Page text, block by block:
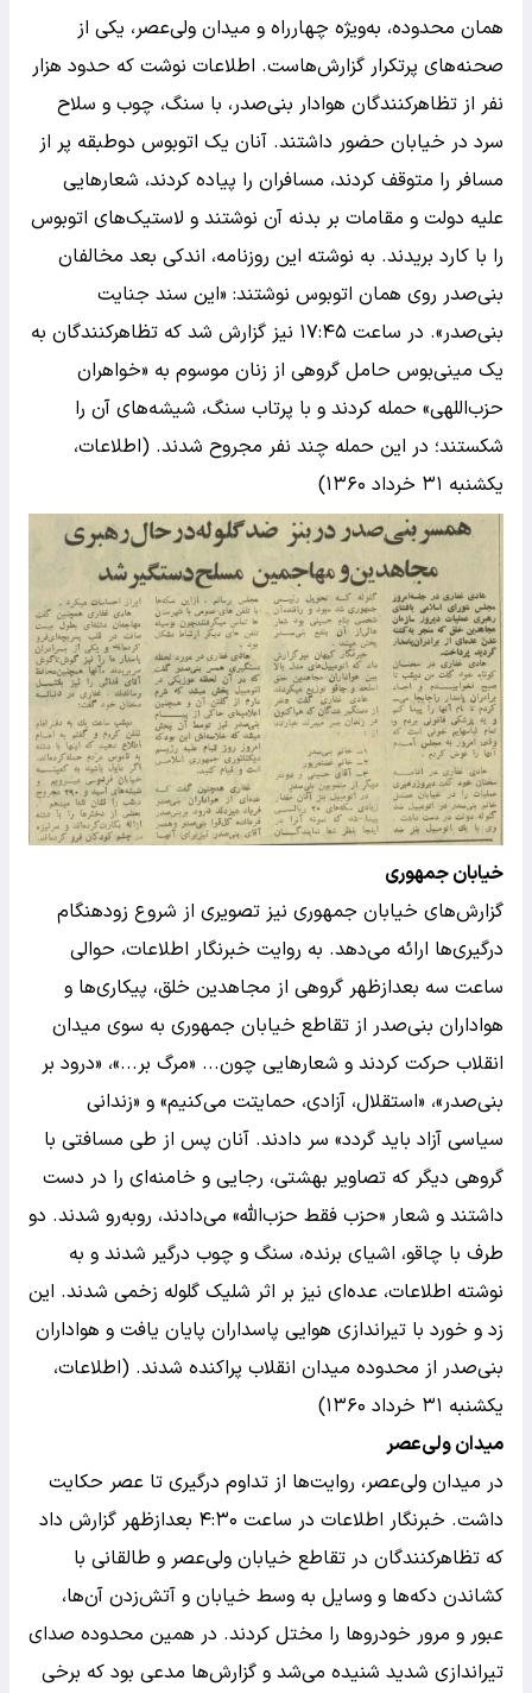
همان محدوده، به‌ویژه چهارراه و میدان ولی‌عصر، یکی از
صحنه‌های پرتکرار گزارش‌هاست. اطلاعات نوشت که حدود هزار
نفر از تظاهرکنندگان هوادار بنی‌صدر، با سنگ، چوب و سلاح
سرد در خیابان حضور داشتند. آنان یک اتوبوس دوطبقه پر از
مسافر را متوقف کردند، مسافران را پیاده کردند، شعارهایی
علیه دولت و مقامات بر بدنه آن نوشتند و لاستیک‌های اتوبوس
را با کارد بریدند. به نوشته این روزنامه، اندکی بعد مخالفان
بنی‌صدر روی همان اتوبوس نوشتند: «این سند جنایت
بنی‌صدر». در ساعت ۱۷:۴۵ نیز گزارش شد که تظاهرکنندگان به
یک مینی‌بوس حامل گروهی از زنان موسوم به «خواهران
حزب‌اللهی» حمله کردند و با پرتاب سنگ، شیشه‌های آن را
شکستند؛ در این حمله چند نفر مجروح شدند. (اطلاعات،
یکشنبه ۳۱ خرداد ۱۳۶۰)
خیابان جمهوری
گزارش‌های خیابان جمهوری نیز تصویری از شروع زودهنگام
درگیری‌ها ارائه می‌دهد. به روایت خبرنگار اطلاعات، حوالی
ساعت سه بعدازظهر گروهی از مجاهدین خلق، پیکاری‌ها و
هواداران بنی‌صدر از تقاطع خیابان جمهوری به سوی میدان
انقلاب حرکت کردند و شعارهایی چون... «مرگ بر...»، «درود بر
بنی‌صدر»، «استقلال، آزادی، حمایتت می‌کنیم» و «زندانی
سیاسی آزاد باید گردد» سر دادند. آنان پس از طی مسافتی با
گروهی دیگر که تصاویر بهشتی، رجایی و خامنه‌ای را در دست
داشتند و شعار «حزب فقط حزب‌الله» می‌دادند، روبه‌رو شدند. دو
طرف با چاقو، اشیای برنده، سنگ و چوب درگیر شدند و به
نوشته اطلاعات، عده‌ای نیز بر اثر شلیک گلوله زخمی شدند. این
زد و خورد با تیراندازی هوایی پاسداران پایان یافت و هواداران
بنی‌صدر از محدوده میدان انقلاب پراکنده شدند. (اطلاعات،
یکشنبه ۳۱ خرداد ۱۳۶۰)
میدان ولی‌عصر
در میدان ولی‌عصر، روایت‌ها از تداوم درگیری تا عصر حکایت
داشت. خبرنگار اطلاعات در ساعت ۴:۳۰ بعدازظهر گزارش داد
که تظاهرکنندگان در تقاطع خیابان ولی‌عصر و طالقانی با
کشاندن دکه‌ها و وسایل به وسط خیابان و آتش‌زدن آن‌ها،
عبور و مرور خودروها را مختل کردند. در همین محدوده صدای
تیراندازی شدید شنیده می‌شد و گزارش‌ها مدعی بود که برخی